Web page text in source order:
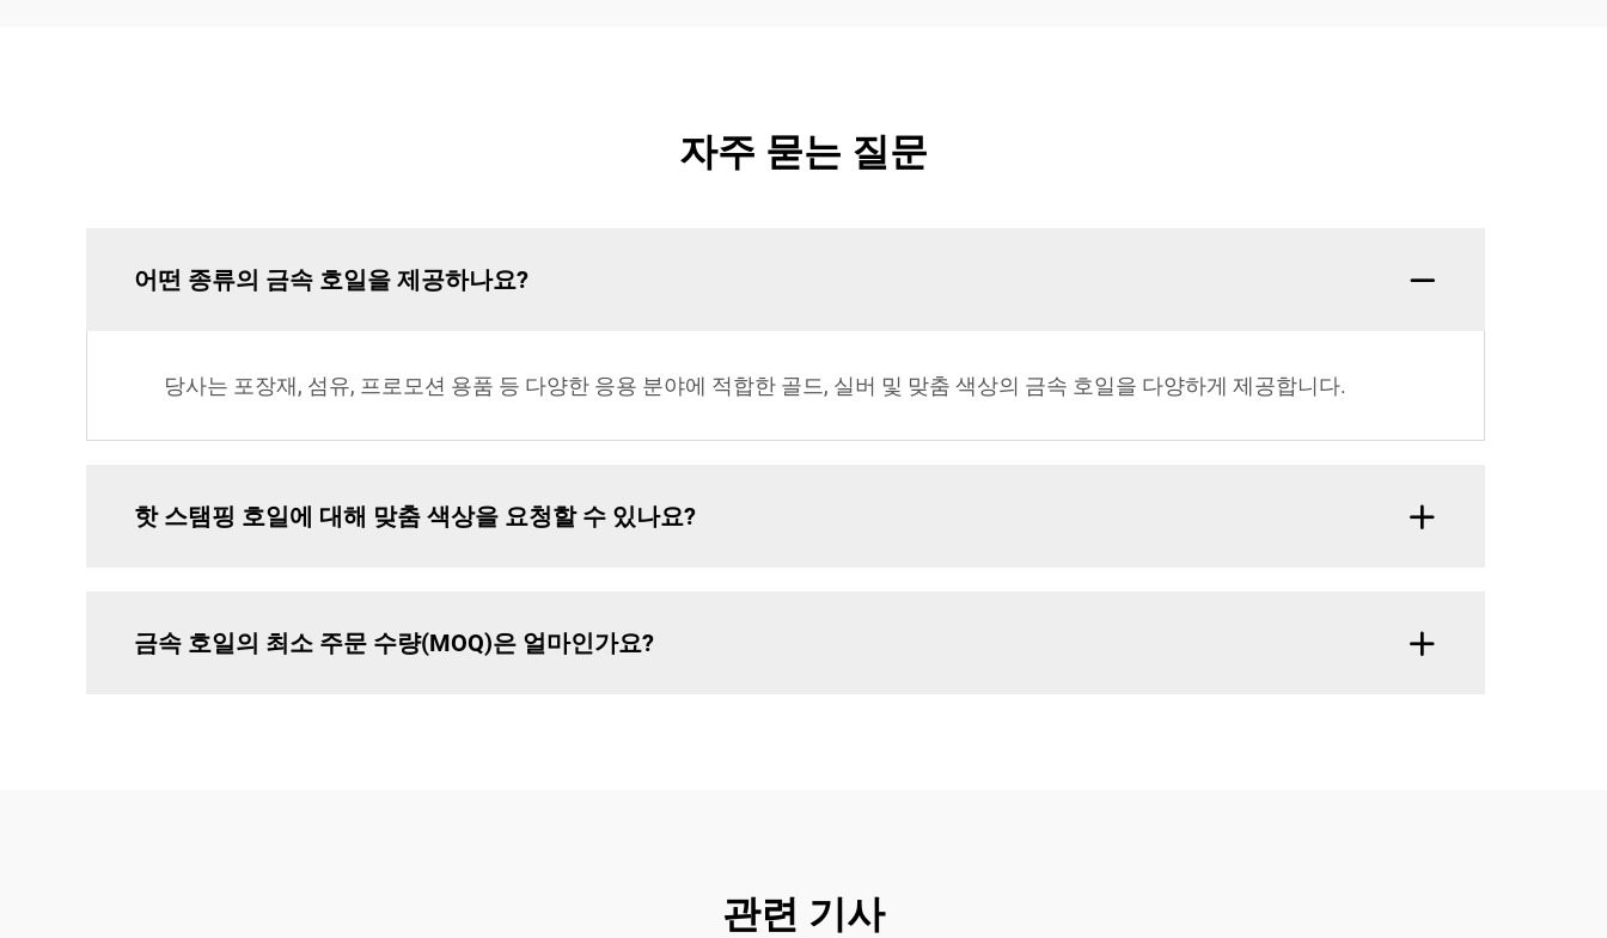
자주 묻는 질문
어떤 종류의 금속 호일을 제공하나요?
당사는 포장재, 섬유, 프로모션 용품 등 다양한 응용 분야에 적합한 골드, 실버 및 맞춤 색상의 금속 호일을 다양하게 제공합니다.
핫 스탬핑 호일에 대해 맞춤 색상을 요청할 수 있나요?
금속 호일의 최소 주문 수량(MOQ)은 얼마인가요?
관련 기사